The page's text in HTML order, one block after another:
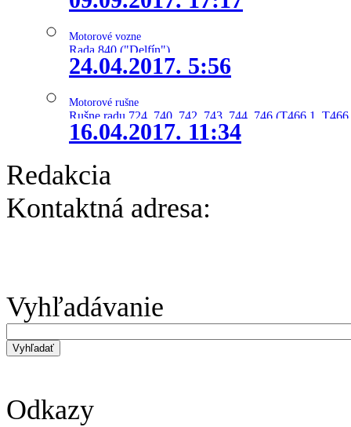
Motorové vozne
Rada 840 ("Delfín")
24.04.2017. 5:56
Motorové rušne
Rušne radu 724, 740, 742, 743, 744, 746 (T466.1,
16.04.2017. 11:34
Redakcia
Kontaktná adresa:
Vyhľadávanie
Odkazy